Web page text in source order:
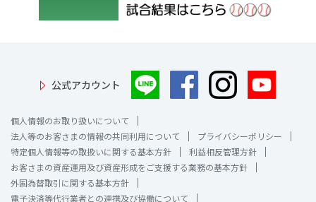
公式アカウント
個人情報のお取り扱いについて
法人等のお客さまの情報の共同利用について
プライバシーポリシー
特定個人情報等の取扱いに関する基本方針
利益相反管理方針
お客さまの資産運用及び資産形成をご支援する業務の基本方針
外国為替取引に関する基本方針
電子決済等代行業者との連携及び協働について